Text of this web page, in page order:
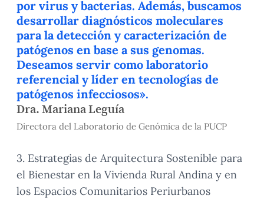
por virus y bacterias. Además, buscamos
desarrollar diagnósticos moleculares
para la detección y caracterización de
patógenos en base a sus genomas.
Deseamos servir como laboratorio
referencial y líder en tecnologías de
patógenos infecciosos».
Dra. Mariana Leguía
Directora del Laboratorio de Genómica de la PUCP
3. Estrategias de Arquitectura Sostenible para
el Bienestar en la Vivienda Rural Andina y en
los Espacios Comunitarios Periurbanos